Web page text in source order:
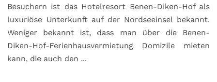
Besuchern ist das Hotelresort Benen-Diken-Hof als
luxuriöse Unterkunft auf der Nordseeinsel bekannt.
Weniger bekannt ist, dass man über die Benen-
Diken-Hof-Ferienhausvermietung Domizile mieten
kann, die auch den ...